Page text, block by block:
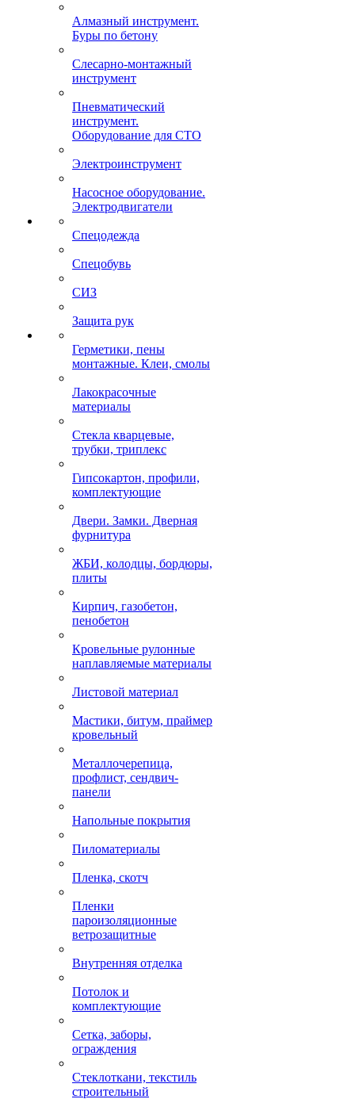
Алмазный инструмент.
Буры по бетону
Слесарно-монтажный
инструмент
Пневматический
инструмент.
Оборудование для СТО
Электроинструмент
Насосное оборудование.
Электродвигатели
Спецодежда
Спецобувь
СИЗ
Защита рук
Герметики, пены
монтажные. Клеи, смолы
Лакокрасочные
материалы
Стекла кварцевые,
трубки, триплекс
Гипсокартон, профили,
комплектующие
Двери. Замки. Дверная
фурнитура
ЖБИ, колодцы, бордюры,
плиты
Кирпич, газобетон,
пенобетон
Кровельные рулонные
наплавляемые материалы
Листовой материал
Мастики, битум, праймер
кровельный
Металлочерепица,
профлист, сендвич-
панели
Напольные покрытия
Пиломатериалы
Пленка, скотч
Пленки
пароизоляционные
ветрозащитные
Внутренняя отделка
Потолок и
комплектующие
Сетка, заборы,
ограждения
Стеклоткани, текстиль
строительный